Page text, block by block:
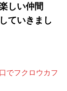
しい仲間
ていきまし
でフクロウカフ